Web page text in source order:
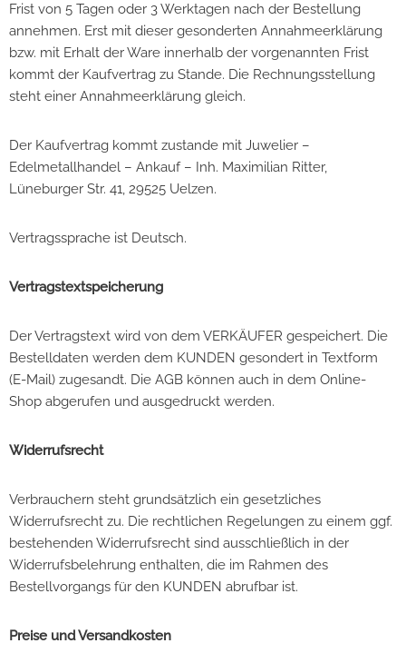
Frist von 5 Tagen oder 3 Werktagen nach der Bestellung
annehmen. Erst mit dieser gesonderten Annahmeerklärung
bzw. mit Erhalt der Ware innerhalb der vorgenannten Frist
kommt der Kaufvertrag zu Stande. Die Rechnungsstellung
steht einer Annahmeerklärung gleich.
Der Kaufvertrag kommt zustande mit Juwelier –
Edelmetallhandel – Ankauf – Inh. Maximilian Ritter,
Lüneburger Str. 41, 29525 Uelzen.
Vertragssprache ist Deutsch.
Vertragstextspeicherung
Der Vertragstext wird von dem VERKÄUFER gespeichert. Die
Bestelldaten werden dem KUNDEN gesondert in Textform
(E-Mail) zugesandt. Die AGB können auch in dem Online-
Shop abgerufen und ausgedruckt werden.
Widerrufsrecht
Verbrauchern steht grundsätzlich ein gesetzliches
Widerrufsrecht zu. Die rechtlichen Regelungen zu einem ggf.
bestehenden Widerrufsrecht sind ausschließlich in der
Widerrufsbelehrung enthalten, die im Rahmen des
Bestellvorgangs für den KUNDEN abrufbar ist.
Preise und Versandkosten